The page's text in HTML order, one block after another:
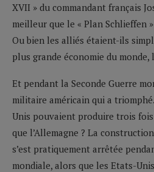
XVII » du commandant français
meilleur que le « Plan Schlieffen
Ou bien les alliés étaient-ils
plus grande économie du monde,
Et pendant la Seconde Guerre
militaire américain qui a
Unis pouvaient produire trois fois
que l’Allemagne ? La
s’est pratiquement arrêtée
mondiale, alors que les Etats-